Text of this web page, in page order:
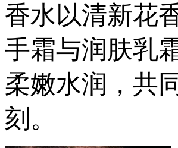
香水以清新花
手霜与润肤乳
柔嫩水润，共
刻。